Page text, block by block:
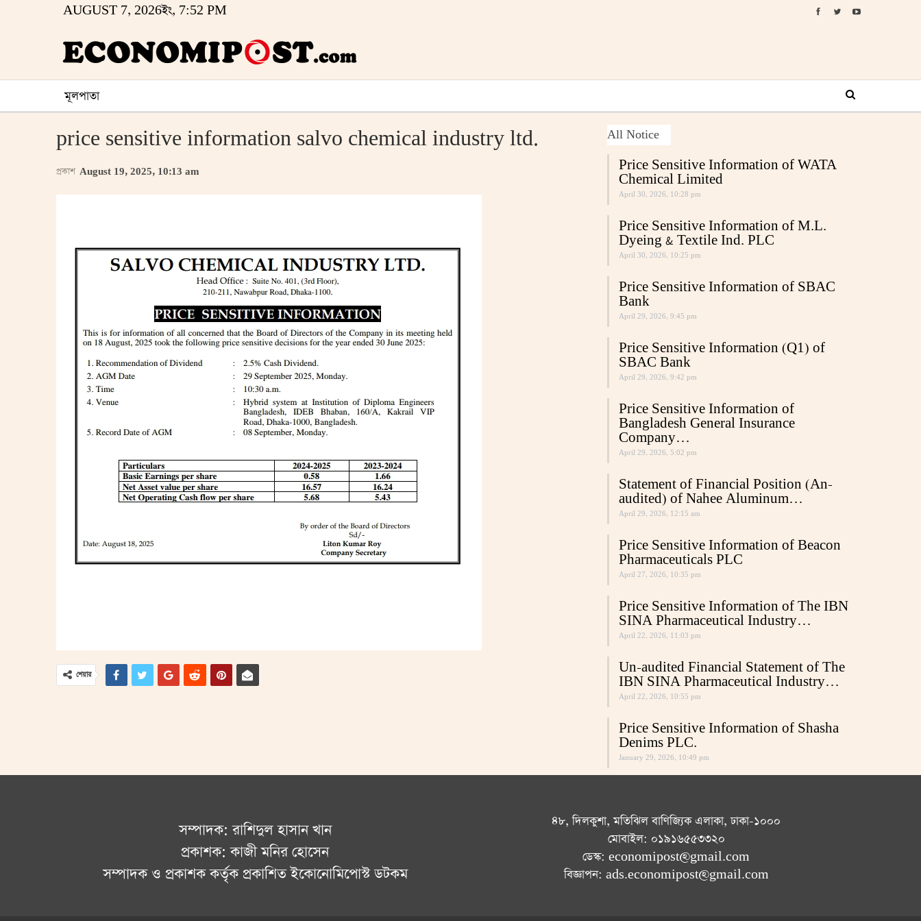
AUGUST 7, 2026ইং, 7:52 PM
মূলপাতা
price sensitive information salvo chemical industry ltd.
প্রকাশ August 19, 2025, 10:13 am
শেয়ার
All Notice
Price Sensitive Information of WATA
Chemical Limited
April 30, 2026, 10:28 pm
Price Sensitive Information of M.L.
Dyeing & Textile Ind. PLC
April 30, 2026, 10:25 pm
Price Sensitive Information of SBAC
Bank
April 29, 2026, 9:45 pm
Price Sensitive Information (Q1) of
SBAC Bank
April 29, 2026, 9:42 pm
Price Sensitive Information of
Bangladesh General Insurance
Company…
April 29, 2026, 5:02 pm
Statement of Financial Position (An-
audited) of Nahee Aluminum…
April 29, 2026, 12:15 am
Price Sensitive Information of Beacon
Pharmaceuticals PLC
April 27, 2026, 10:35 pm
Price Sensitive Information of The IBN
SINA Pharmaceutical Industry…
April 22, 2026, 11:03 pm
Un-audited Financial Statement of The
IBN SINA Pharmaceutical Industry…
April 22, 2026, 10:55 pm
Price Sensitive Information of Shasha
Denims PLC.
January 29, 2026, 10:49 pm
সম্পাদক: রাশিদুল হাসান খান
প্রকাশক: কাজী মনির হোসেন
সম্পাদক ও প্রকাশক কর্তৃক প্রকাশিত ইকোনোমিপোস্ট ডটকম
৪৮, দিলকুশা, মতিঝিল বাণিজ্যিক এলাকা, ঢাকা-১০০০
মোবাইল: ০১৯১৬৫৫৩৩২০
ডেস্ক: economipost@gmail.com
বিজ্ঞাপন: ads.economipost@gmail.com